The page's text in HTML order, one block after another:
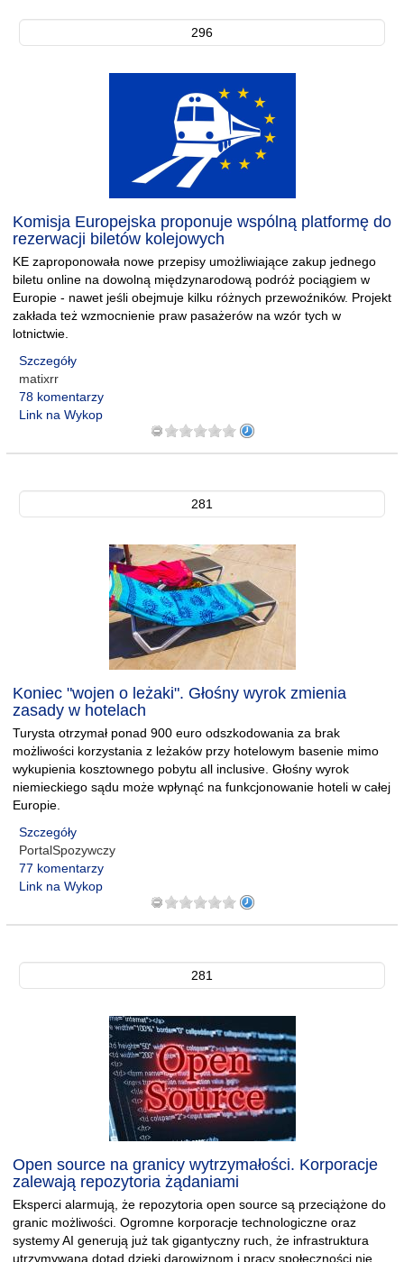
296
Komisja Europejska proponuje wspólną platformę do
rezerwacji biletów kolejowych
KE zaproponowała nowe przepisy umożliwiające zakup jednego
biletu online na dowolną międzynarodową podróż pociągiem w
Europie - nawet jeśli obejmuje kilku różnych przewoźników. Projekt
zakłada też wzmocnienie praw pasażerów na wzór tych w
lotnictwie.
Szczegóły
matixrr
78 komentarzy
Link na Wykop
281
Koniec "wojen o leżaki". Głośny wyrok zmienia
zasady w hotelach
Turysta otrzymał ponad 900 euro odszkodowania za brak
możliwości korzystania z leżaków przy hotelowym basenie mimo
wykupienia kosztownego pobytu all inclusive. Głośny wyrok
niemieckiego sądu może wpłynąć na funkcjonowanie hoteli w całej
Europie.
Szczegóły
PortalSpozywczy
77 komentarzy
Link na Wykop
281
Open source na granicy wytrzymałości. Korporacje
zalewają repozytoria żądaniami
Eksperci alarmują, że repozytoria open source są przeciążone do
granic możliwości. Ogromne korporacje technologiczne oraz
systemy AI generują już tak gigantyczny ruch, że infrastruktura
utrzymywana dotąd dzięki darowiznom i pracy społeczności nie